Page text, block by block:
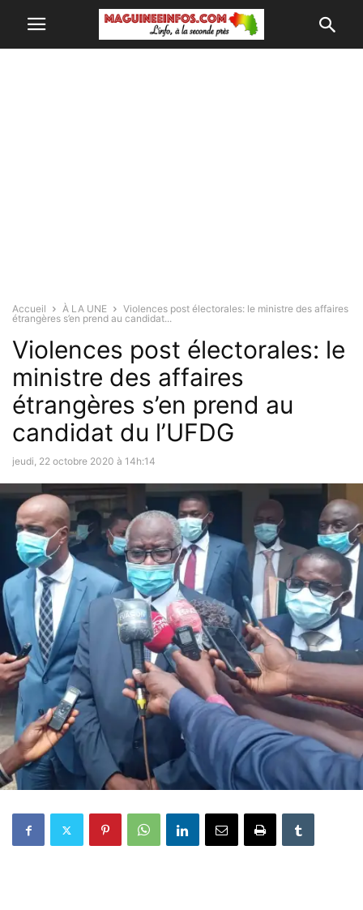
Accueil À LA UNE
Violences post électorales: le ministre des affaires
étrangères s’en prend au candidat...
Violences post électorales: le
ministre des affaires
étrangères s’en prend au
candidat du l’UFDG
jeudi, 22 octobre 2020 à 14h:14